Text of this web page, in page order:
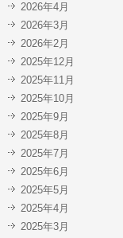
2026年4月
2026年3月
2026年2月
2025年12月
2025年11月
2025年10月
2025年9月
2025年8月
2025年7月
2025年6月
2025年5月
2025年4月
2025年3月